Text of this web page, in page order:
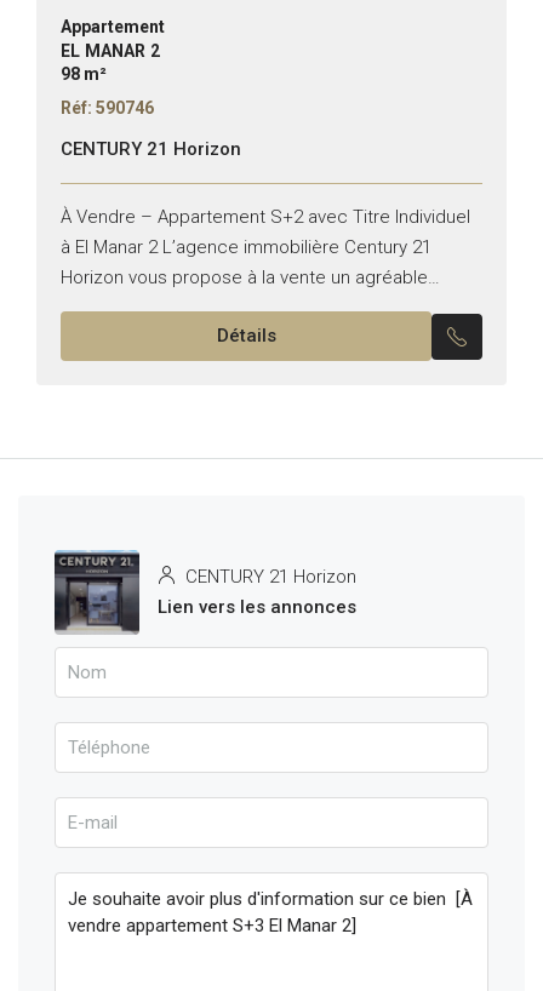
Appartement
EL MANAR 2
98 m²
Réf: 590746
CENTURY 21 Horizon
À Vendre – Appartement S+2 avec Titre Individuel
à El Manar 2 L’agence immobilière Century 21
Horizon vous propose à la vente un agréable
appartement S+2, situé au rez-de-chaussée dans
Détails
CENTURY 21 Horizon
Lien vers les annonces